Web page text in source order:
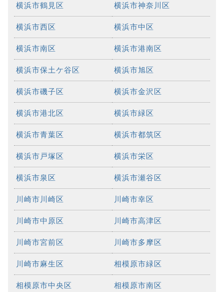
横浜市鶴見区 横浜市神奈川区
横浜市西区 横浜市中区
横浜市南区 横浜市港南区
横浜市保土ケ谷区 横浜市旭区
横浜市磯子区 横浜市金沢区
横浜市港北区 横浜市緑区
横浜市青葉区 横浜市都筑区
横浜市戸塚区 横浜市栄区
横浜市泉区 横浜市瀬谷区
川崎市川崎区 川崎市幸区
川崎市中原区 川崎市高津区
川崎市宮前区 川崎市多摩区
川崎市麻生区 相模原市緑区
相模原市中央区 相模原市南区